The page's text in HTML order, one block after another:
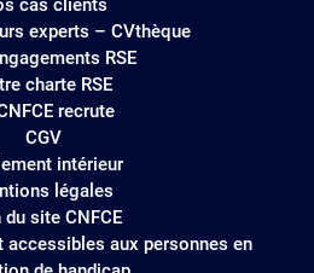
cas clients
experts – CVthèque
RSE
charte RSE
recrute
CGV
intérieur
légales
du site CNFCE
aux personnes en